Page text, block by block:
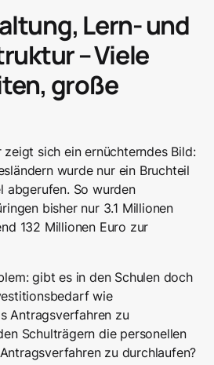
Lern- und
– Viele
große
sich ein ernüchterndes Bild:
wurde nur ein Bruchteil
abgerufen. So wurden
bisher nur 3.1 Millionen
132 Millionen Euro zur
gibt es in den Schulen doch
wie
Antragsverfahren zu
Schulträgern die personellen
zu durchlaufen?